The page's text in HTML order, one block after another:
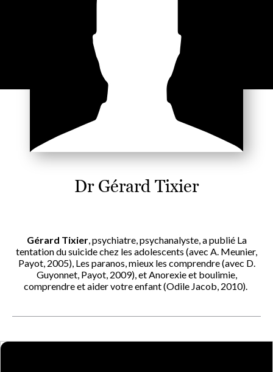
Dr Gérard Tixier
Gérard Tixier, psychiatre, psychanalyste, a publié La
tentation du suicide chez les adolescents (avec A. Meunier,
Payot, 2005), Les paranos, mieux les comprendre (avec D.
Guyonnet, Payot, 2009), et Anorexie et boulimie,
comprendre et aider votre enfant (Odile Jacob, 2010).